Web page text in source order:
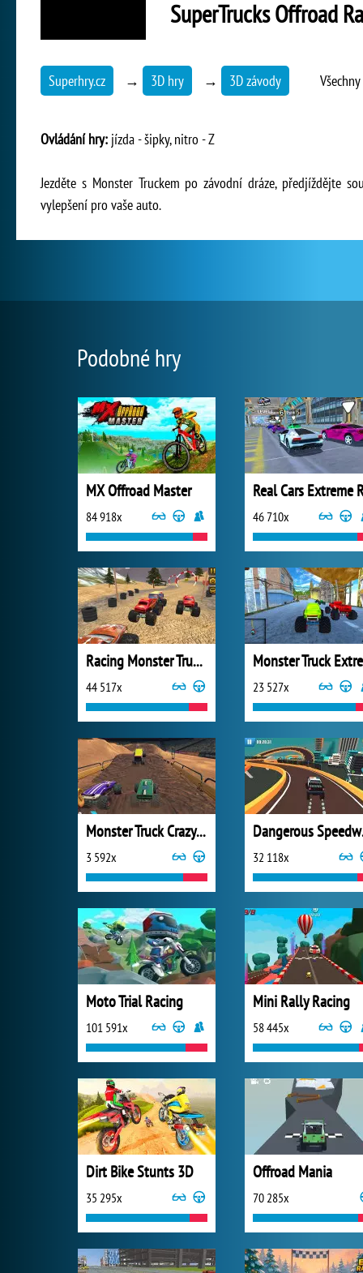
SuperTrucks Offroad
Superhry.cz → 3D hry → 3D závody
Ovládání hry: jízda - šipky, nitro - Z
Jezděte s Monster Truckem po závodní dráze, předjíždějte
vylepšení pro vaše auto.
Podobné hry
MX Offroad Master
84 918x 46 710x
Racing Monster Truck Game 3D
44 517x 23 527x
Monster Truck Crazy Racing 2
3 592x 32 118x
Moto Trial Racing
101 591x
Mini Rally Racing
58 445x
Dirt Bike Stunts 3D
35 295x
Offroad Mania
70 285x